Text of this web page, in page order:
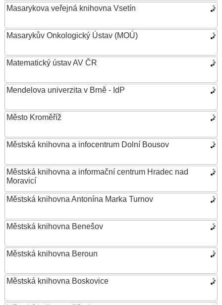
Masarykova veřejná knihovna Vsetín
Masarykův Onkologický Ústav (MOÚ)
Matematický ústav AV ČR
Mendelova univerzita v Brně - IdP
Město Kroměříž
Městská knihovna a infocentrum Dolní Bousov
Městská knihovna a informační centrum Hradec nad
Moravicí
Městská knihovna Antonína Marka Turnov
Městská knihovna Benešov
Městská knihovna Beroun
Městská knihovna Boskovice